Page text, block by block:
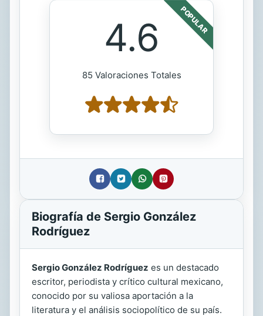
POPULAR
4.6
85 Valoraciones Totales
Biografía de Sergio González
Rodríguez
Sergio González Rodríguez es un destacado
escritor, periodista y crítico cultural mexicano,
conocido por su valiosa aportación a la
literatura y el análisis sociopolítico de su país.